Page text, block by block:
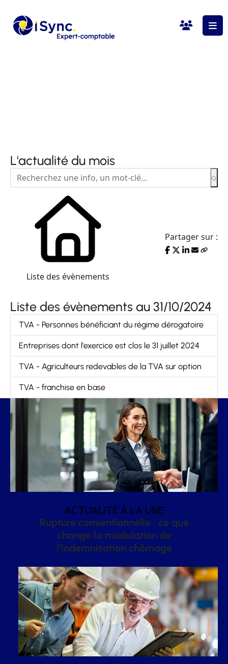
L'actualité du mois
Liste des évènements
Partager sur :
Liste des évènements au 31/10/2024
TVA - Personnes bénéficiant du régime dérogatoire
Entreprises dont l'exercice est clos le 31 juillet 2024
TVA - Agriculteurs redevables de la TVA sur option
TVA - franchise en base
ACTUALITÉ À LA UNE
Rupture conventionnelle : ce que
change la modulation de
l’indemnisation chômage